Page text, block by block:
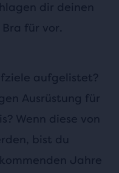
dir deinen
für vor.
aufgelistet?
Ausrüstung für
Wenn diese von
bist du
Jahre